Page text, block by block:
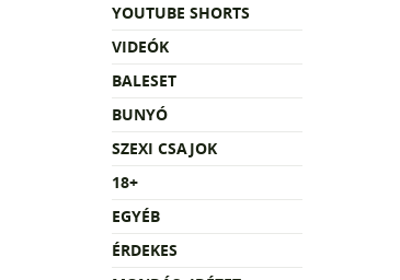
YOUTUBE SHORTS
VIDEÓK
BALESET
BUNYÓ
SZEXI CSAJOK
18+
EGYÉB
ÉRDEKES